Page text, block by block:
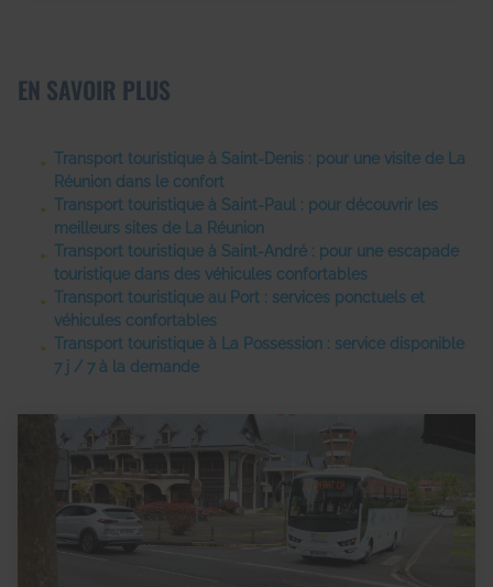
EN SAVOIR PLUS
Transport touristique à Saint-Denis : pour une visite de La
Réunion dans le confort
Transport touristique à Saint-Paul : pour découvrir les
meilleurs sites de La Réunion
Transport touristique à Saint-André : pour une escapade
touristique dans des véhicules confortables
Transport touristique au Port : services ponctuels et
véhicules confortables
Transport touristique à La Possession : service disponible
7 j / 7 à la demande